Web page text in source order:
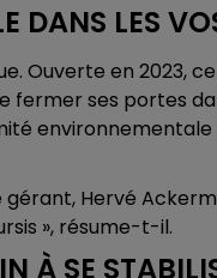
DANS LES
Ouverte en 2023,
ses portes
Hervé
», résume-t-il.
À SE